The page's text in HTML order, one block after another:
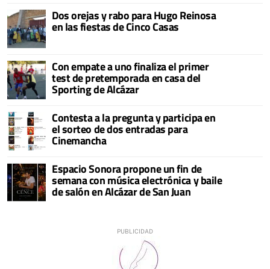
Dos orejas y rabo para Hugo Reinosa
en las fiestas de Cinco Casas
Con empate a uno finaliza el primer
test de pretemporada en casa del
Sporting de Alcázar
Contesta a la pregunta y participa en
el sorteo de dos entradas para
Cinemancha
Espacio Sonora propone un fin de
semana con música electrónica y baile
de salón en Alcázar de San Juan